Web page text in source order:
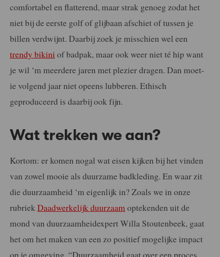
comfortabel en flatterend, maar strak genoeg zodat het
niet bij de eerste golf of glijbaan afschiet of tussen je
billen verdwijnt. Daarbij zoek je misschien wel een
trendy bikini of badpak, maar ook weer niet té hip want
je wil ‘m meerdere jaren met plezier dragen. Dan moet-
ie volgend jaar niet opeens lubberen. Ethisch
geproduceerd is daarbij ook fijn.
Wat trekken we aan?
Kortom: er komen nogal wat eisen kijken bij het vinden
van zowel mooie als duurzame badkleding. En waar zit
die duurzaamheid ‘m eigenlijk in? Zoals we in onze
rubriek Daadwerkelijk duurzaam optekenden uit de
mond van duurzaamheidexpert Willa Stoutenbeek, gaat
het om het maken van een zo positief mogelijke impact
op je omgeving. “Duurzaamheid gaat over een proces,